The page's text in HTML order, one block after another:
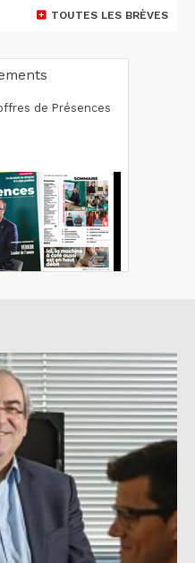
TOUTES LES BRÈVES
de Présences